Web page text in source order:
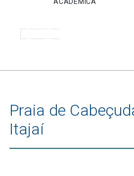
Praia de
Itajaí